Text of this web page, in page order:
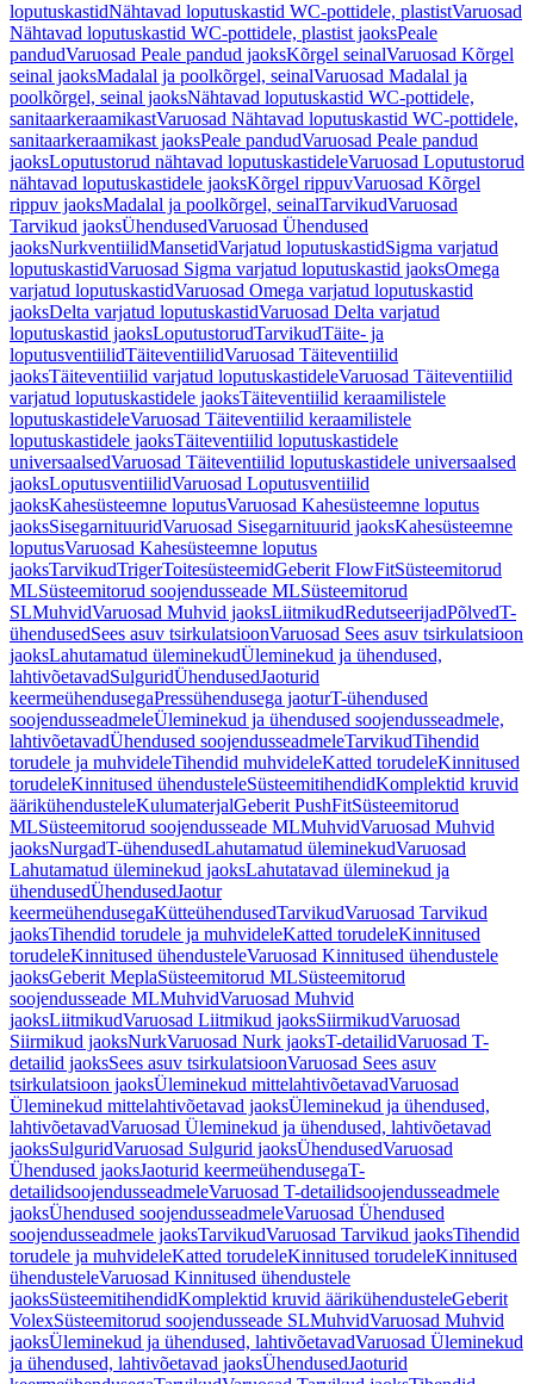
loputuskastidNähtavad loputuskastid WC-pottidele, plastistVaruosad
Nähtavad loputuskastid WC-pottidele, plastist jaoksPeale
pandudVaruosad Peale pandud jaoksKõrgel seinalVaruosad Kõrgel
seinal jaoksMadalal ja poolkõrgel, seinalVaruosad Madalal ja
poolkõrgel, seinal jaoksNähtavad loputuskastid WC-pottidele,
sanitaarkeraamikastVaruosad Nähtavad loputuskastid WC-pottidele,
sanitaarkeraamikast jaoksPeale pandudVaruosad Peale pandud
jaoksLoputustorud nähtavad loputuskastideleVaruosad Loputustorud
nähtavad loputuskastidele jaoksKõrgel rippuvVaruosad Kõrgel
rippuv jaoksMadalal ja poolkõrgel, seinalTarvikudVaruosad
Tarvikud jaoksÜhendusedVaruosad Ühendused
jaoksNurkventiilidMansetidVarjatud loputuskastidSigma varjatud
loputuskastidVaruosad Sigma varjatud loputuskastid jaoksOmega
varjatud loputuskastidVaruosad Omega varjatud loputuskastid
jaoksDelta varjatud loputuskastidVaruosad Delta varjatud
loputuskastid jaoksLoputustorudTarvikudTäite- ja
loputusventiilidTäiteventiilidVaruosad Täiteventiilid
jaoksTäiteventiilid varjatud loputuskastideleVaruosad Täiteventiilid
varjatud loputuskastidele jaoksTäiteventiilid keraamilistele
loputuskastideleVaruosad Täiteventiilid keraamilistele
loputuskastidele jaoksTäiteventiilid loputuskastidele
universaalsedVaruosad Täiteventiilid loputuskastidele universaalsed
jaoksLoputusventiilidVaruosad Loputusventiilid
jaoksKahesüsteemne loputusVaruosad Kahesüsteemne loputus
jaoksSisegarnituuridVaruosad Sisegarnituurid jaoksKahesüsteemne
loputusVaruosad Kahesüsteemne loputus
jaoksTarvikudTrigerToitesüsteemidGeberit FlowFitSüsteemitorud
MLSüsteemitorud soojendusseade MLSüsteemitorud
SLMuhvidVaruosad Muhvid jaoksLiitmikudRedutseerijadPõlvedT-
ühendusedSees asuv tsirkulatsioonVaruosad Sees asuv tsirkulatsioon
jaoksLahutamatud üleminekudÜleminekud ja ühendused,
lahtivõetavadSulguridÜhendusedJaoturid
keermeühendusegaPressühendusega jaoturT-ühendused
soojendusseadmeleÜleminekud ja ühendused soojendusseadmele,
lahtivõetavadÜhendused soojendusseadmeleTarvikudTihendid
torudele ja muhvideleTihendid muhvideleKatted torudeleKinnitused
torudeleKinnitused ühendusteleSüsteemitihendidKomplektid kruvid
äärikühendusteleKulumaterjalGeberit PushFitSüsteemitorud
MLSüsteemitorud soojendusseade MLMuhvidVaruosad Muhvid
jaoksNurgadT-ühendusedLahutamatud üleminekudVaruosad
Lahutamatud üleminekud jaoksLahutatavad üleminekud ja
ühendusedÜhendusedJaotur
keermeühendusegaKütteühendusedTarvikudVaruosad Tarvikud
jaoksTihendid torudele ja muhvideleKatted torudeleKinnitused
torudeleKinnitused ühendusteleVaruosad Kinnitused ühendustele
jaoksGeberit MeplaSüsteemitorud MLSüsteemitorud
soojendusseade MLMuhvidVaruosad Muhvid
jaoksLiitmikudVaruosad Liitmikud jaoksSiirmikudVaruosad
Siirmikud jaoksNurkVaruosad Nurk jaoksT-detailidVaruosad T-
detailid jaoksSees asuv tsirkulatsioonVaruosad Sees asuv
tsirkulatsioon jaoksÜleminekud mittelahtivõetavadVaruosad
Üleminekud mittelahtivõetavad jaoksÜleminekud ja ühendused,
lahtivõetavadVaruosad Üleminekud ja ühendused, lahtivõetavad
jaoksSulguridVaruosad Sulgurid jaoksÜhendusedVaruosad
Ühendused jaoksJaoturid keermeühendusegaT-
detailidsoojendusseadmeleVaruosad T-detailidsoojendusseadmele
jaoksÜhendused soojendusseadmeleVaruosad Ühendused
soojendusseadmele jaoksTarvikudVaruosad Tarvikud jaoksTihendid
torudele ja muhvideleKatted torudeleKinnitused torudeleKinnitused
ühendusteleVaruosad Kinnitused ühendustele
jaoksSüsteemitihendidKomplektid kruvid äärikühendusteleGeberit
VolexSüsteemitorud soojendusseade SLMuhvidVaruosad Muhvid
jaoksÜleminekud ja ühendused, lahtivõetavadVaruosad Üleminekud
ja ühendused, lahtivõetavad jaoksÜhendusedJaoturid